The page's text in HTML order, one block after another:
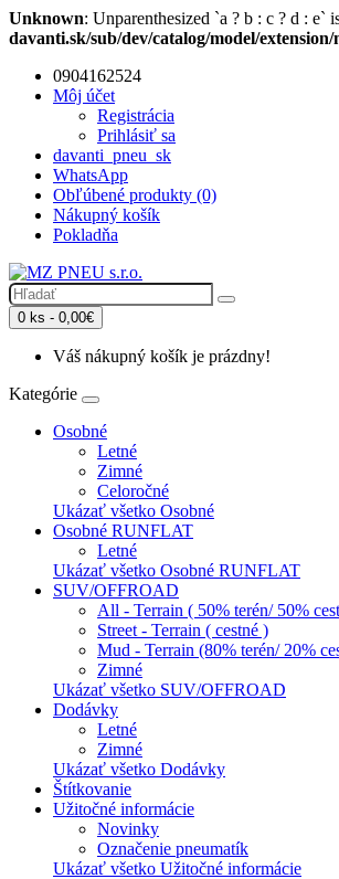
Unknown: Unparenthesized `a ? b : c ? d : e`
davanti.sk/sub/dev/catalog/model/
0904162524
Môj účet
Registrácia
Prihlásiť sa
davanti_pneu_sk
WhatsApp
Obľúbené produkty (0)
Nákupný košík
Pokladňa
0 ks - 0,00€
Váš nákupný košík je prázdny!
Kategórie
Osobné
Letné
Zimné
Celoročné
Ukázať všetko Osobné
Osobné RUNFLAT
Letné
Ukázať všetko Osobné RUNFLAT
SUV/OFFROAD
All - Terrain ( 50% terén/ 50%
Street - Terrain ( cestné )
Mud - Terrain (80% terén/ 20%
Zimné
Ukázať všetko SUV/OFFROAD
Dodávky
Letné
Zimné
Ukázať všetko Dodávky
Štítkovanie
Užitočné informácie
Novinky
Označenie pneumatík
Ukázať všetko Užitočné informácie